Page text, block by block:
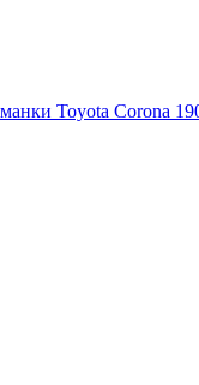
Toyota Corona